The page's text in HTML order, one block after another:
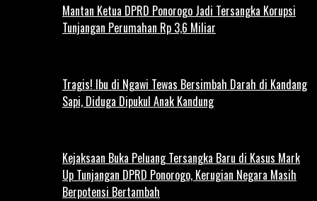
Mantan Ketua DPRD Ponorogo Jadi Tersangka Korupsi
Tunjangan Perumahan Rp 3,6 Miliar
Tragis! Ibu di Ngawi Tewas Bersimbah Darah di Kandang
Sapi, Diduga Dipukul Anak Kandung
Kejaksaan Buka Peluang Tersangka Baru di Kasus Mark
Up Tunjangan DPRD Ponorogo, Kerugian Negara Masih
Berpotensi Bertambah